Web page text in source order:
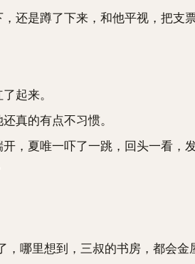
是蹲了下来，和他平视，把支票
起来。
真的有点不习惯。
夏唯一吓了一跳，回头一看，
哪里想到，三叔的书房，都会金